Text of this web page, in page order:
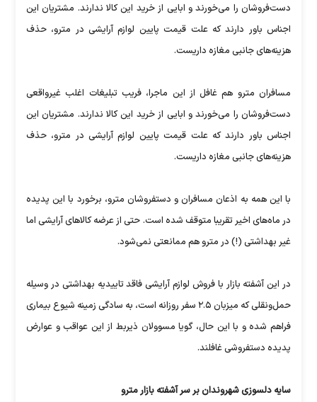
دست‌فروشان را می‌خورند و ابایی از خرید این کالا ندارند. مشتریان این
اجناس باور دارند که علت قیمت پایین لوازم آرایشی در مترو، حذف
هزینه‌های جانبی مغازه داریست.
مسافران مترو هم غافل از این ماجرا، فریب تبلیغات اغلب غیرواقعی
دست‌فروشان را می‌خورند و ابایی از خرید این کالا ندارند. مشتریان این
اجناس باور دارند که علت قیمت پایین لوازم آرایشی در مترو، حذف
هزینه‌های جانبی مغازه داریست.
با این همه به اذعان مسافران و دستفروشان مترو، برخورد با این پدیده
در ماه‌های اخیر تقریبا متوقف شده است. حتی از عرضه کالاهای آرایشی اما
غیر بهداشتی (!) در مترو هم ممانعتی نمی‌شود.
در این آشفته بازار با فروش لوازم آرایشی فاقد تاییدیه بهداشتی در وسیله
حمل‌ونقلی که میزبان ۲.۵ سفر روزانه است، به سادگی زمینه شیوع بیماری
فراهم شده و با این حال، گویا مسوولان ذیربط از این عواقب و عوارض
پدیده دستفروشی غافلند.
سایه دلسوزی شهروندان بر سر آشفته بازار مترو